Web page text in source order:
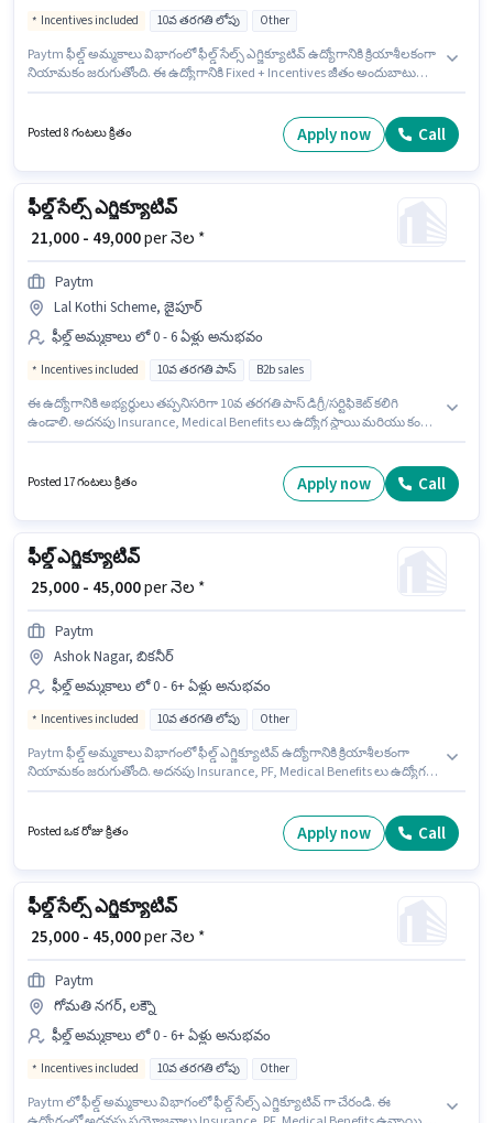
Incentives included 10వ తరగతి లోపు Other
Paytm ఫీల్డ్ అమ్మకాలు విభాగంలో ఫీల్డ్ సేల్స్ ఎగ్జిక్యూటివ్ ఉద్యోగానికి క్రియాశీలకంగా
నియామకం జరుగుతోంది. ఈ ఉద్యోగానికి Fixed + Incentives జీతం అందుబాటులో
అనుభవం ఉన్న వారికి కోసం, నెల జీతం ₹45000 ఉంటుంది. ఈ ఉద్యోగానికి 10వ తరగతి
Posted 8 గంటలు క్రితం Apply now Call
ఫీల్డ్ సేల్స్ ఎగ్జిక్యూటివ్
₹ 21,000 - 49,000per నెల *
Paytm
Lal Kothi Scheme, జైపూర్
ఫీల్డ్ అమ్మకాలు లో 0 - 6 ఏళ్లు అనుభవం
Incentives included 10వ తరగతి పాస్ B2b sales
ఈ ఉద్యోగానికి అభ్యర్థులు తప్పనిసరిగా 10వ తరగతి పాస్ డిగ్రీ/సర్టిఫికెట్ కలిగి
ఉండాలి. అదనపు Insurance, Medical Benefits లు ఉద్యోగ స్థాయి మరియు కంపెనీ
Incentives జీతం ఇవ్వబడుతుంది. ఈ ఉద్యోగం Lal Kothi Scheme, జైపూర్ లో
ఉంది. Paytm ఫీల్డ్ అమ్మకాలు విభాగంలో ఫీల్డ్ సేల్స్ ఎగ్జిక్యూటివ్ ఉద్యోగానికి
Posted 17 గంటలు క్రితం Apply now Call
ఫీల్డ్ ఎగ్జిక్యూటివ్
₹ 25,000 - 45,000per నెల *
Paytm
Ashok Nagar, బికనీర్
ఫీల్డ్ అమ్మకాలు లో 0 - 6+ ఏళ్లు అనుభవం
Incentives included 10వ తరగతి లోపు Other
Paytm ఫీల్డ్ అమ్మకాలు విభాగంలో ఫీల్డ్ ఎగ్జిక్యూటివ్ ఉద్యోగానికి క్రియాశీలకంగా
నియామకం జరుగుతోంది. అదనపు Insurance, PF, Medical Benefits లు ఉద్యోగ
ఉంది. ఈ ఉద్యోగానికి 10వ తరగతి లోపు అర్హత ఉన్న అభ్యర్థులు దరఖాస్తు
చేయవచ్చు. ఈ ఉద్యోగం 0 - 6+ ఏళ్లు సంవత్సరాల అనుభవం ఉన్న వారికి కోసం
Posted ఒక రోజు క్రితం Apply now Call
ఫీల్డ్ సేల్స్ ఎగ్జిక్యూటివ్
₹ 25,000 - 45,000per నెల *
Paytm
గోమతి నగర్, లక్నౌ
ఫీల్డ్ అమ్మకాలు లో 0 - 6+ ఏళ్లు అనుభవం
Incentives included 10వ తరగతి లోపు Other
Paytm లో ఫీల్డ్ అమ్మకాలు విభాగంలో ఫీల్డ్ సేల్స్ ఎగ్జిక్యూటివ్ గా చేరండి. ఈ